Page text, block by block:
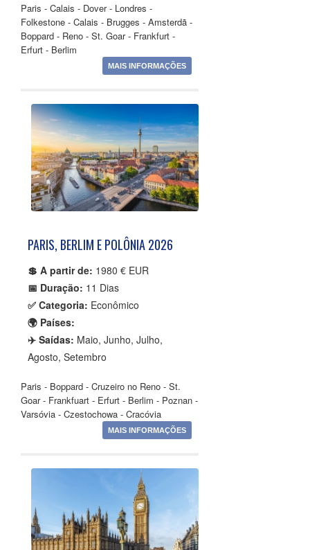
Paris - Calais - Dover - Londres -
Folkestone - Calais - Brugges - Amsterdã -
Boppard - Reno - St. Goar - Frankfurt -
Erfurt - Berlim
MAIS INFORMAÇÕES
PARIS, BERLIM E POLÔNIA 2026
💲 A partir de: 1980 € EUR
📅 Duração: 11 Dias
✅ Categoria: Econômico
🌍 Países:
✈️ Saídas: Maio, Junho, Julho,
Agosto, Setembro
Paris - Boppard - Cruzeiro no Reno - St.
Goar - Frankfuart - Erfurt - Berlim - Poznan -
Varsóvia - Czestochowa - Cracóvia
MAIS INFORMAÇÕES